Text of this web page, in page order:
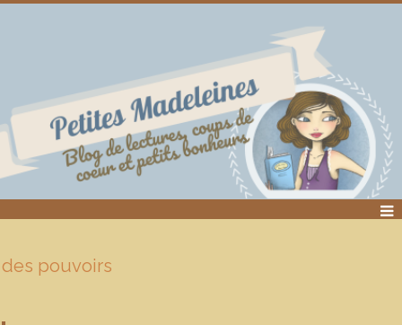
des pouvoirs